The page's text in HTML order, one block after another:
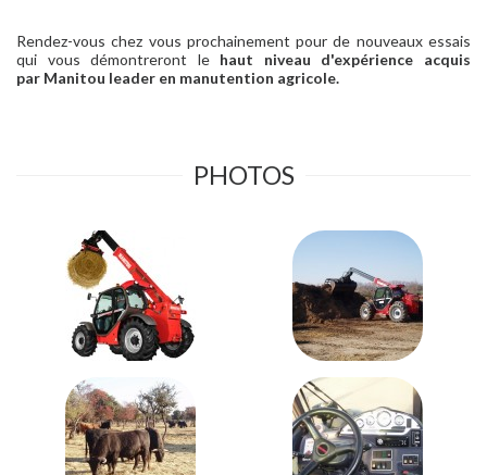
Rendez-vous chez vous prochainement pour de nouveaux essais
qui vous démontreront le haut niveau d'expérience acquis
par Manitou leader en manutention agricole.
PHOTOS